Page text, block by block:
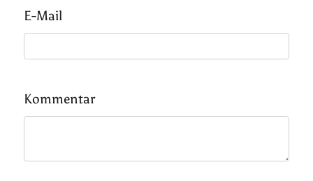
E-Mail
Kommentar